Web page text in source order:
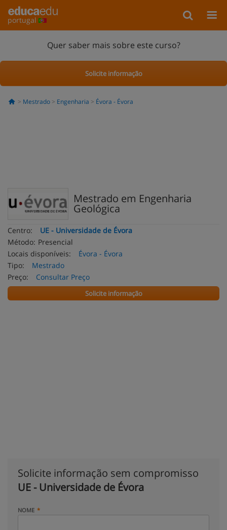
portugal
Quer saber mais sobre este curso?
Solicite informação
Mestrado Engenharia Évora - Évora
Mestrado em Engenharia
Geológica
Centro:
UE - Universidade de Évora
Método: Presencial
Locais disponíveis:
Évora - Évora
Tipo:
Mestrado
Preço:
Consultar Preço
Solicite informação
Solicite informação sem compromisso
UE - Universidade de Évora
NOME